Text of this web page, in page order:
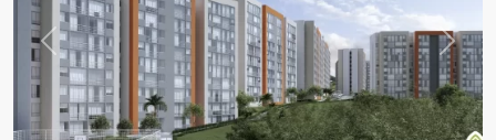
Previous Next